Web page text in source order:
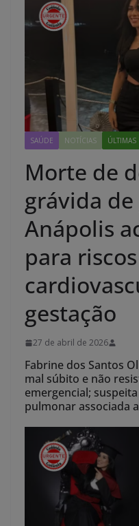
SAÚDE NOTÍCIAS ÚLTIMAS
Morte de
grávida
Anápolis
para riscos
gestação
27 de abril de 2026
Fabrine dos Santos
mal súbito e não
emergencial;
pulmonar associada